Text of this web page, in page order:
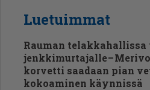
Luetuimmat
Rauman
jenkkimurtajalle –
korvetti saadaan pian
kokoaminen käynnissä